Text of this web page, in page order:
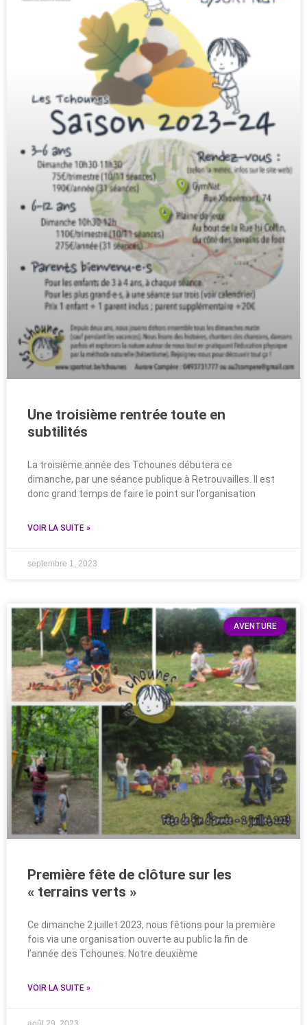
Une troisième rentrée toute en
subtilités
La troisième année des Tchounes débutera ce
dimanche, par une séance publique à Retrouvailles. Il est
donc grand temps de faire le point sur l’organisation
VOIR LA SUITE »
septembre 1, 2023
AVENTURE
Première fête de clôture sur les
« terrains verts »
Ce dimanche 2 juillet 2023, nous fêtions pour la première
fois via une organisation ouverte au public la fin de
l’année des Tchounes. Notre deuxième
VOIR LA SUITE »